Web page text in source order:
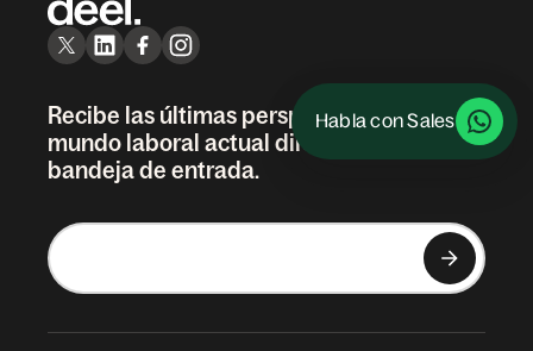
Habla con Sales
Recibe las últimas perspectivas sobre el
mundo laboral actual directamente en tu
bandeja de entrada.